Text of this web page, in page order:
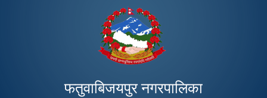
main
content
फतुवाबिजयपुर नगरपालिका